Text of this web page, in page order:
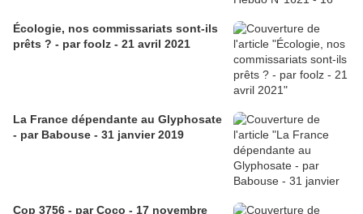
Écologie, nos commissariats sont-ils
prêts ? - par foolz - 21 avril 2021
La France dépendante au Glyphosate
- par Babouse - 31 janvier 2019
Cop 3756 - par Coco - 17 novembre